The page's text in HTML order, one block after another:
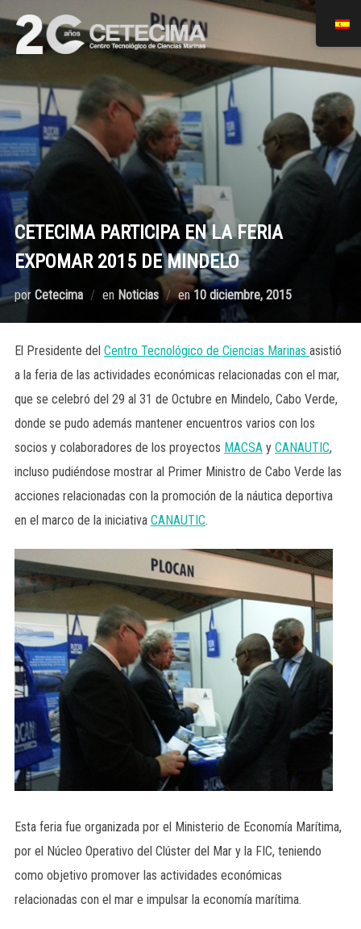
CETECIMA PARTICIPA EN LA FERIA
EXPOMAR 2015 DE MINDELO
por Cetecima en Noticias en10 diciembre, 2015
El Presidente del Centro Tecnológico de Ciencias Marinas asistió
a la feria de las actividades económicas relacionadas con el mar,
que se celebró del 29 al 31 de Octubre en Mindelo, Cabo Verde,
donde se pudo además mantener encuentros varios con los
socios y colaboradores de los proyectos MACSAy CANAUTIC,
incluso pudiéndose mostrar al Primer Ministro de Cabo Verde las
acciones relacionadas con la promoción de la náutica deportiva
en el marco de la iniciativa CANAUTIC.
Esta feria fue organizada por el Ministerio de Economía Marítima,
por el Núcleo Operativo del Clúster del Mar y la FIC, teniendo
como objetivo promover las actividades económicas
relacionadas con el mar e impulsar la economía marítima.